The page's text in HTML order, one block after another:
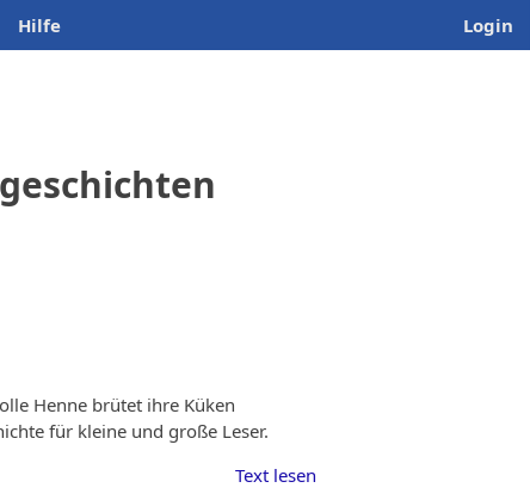
Hilfe Login
Henne brütet ihre Küken
für kleine und große Leser.
Text lesen